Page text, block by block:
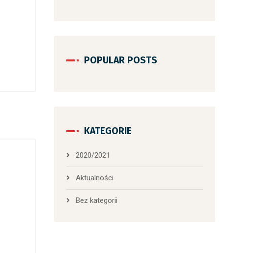
POPULAR POSTS
KATEGORIE
2020/2021
Aktualności
Bez kategorii